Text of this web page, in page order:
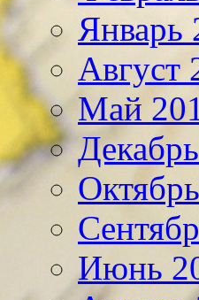
Январь
Август
Май
Июнь